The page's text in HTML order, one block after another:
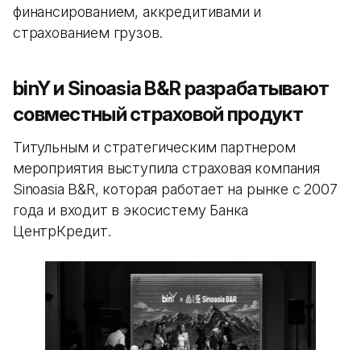
финансированием, аккредитивами и
страхованием грузов.
binY и Sinoasia B&R разрабатывают
совместный страховой продукт
Титульным и стратегическим партнером
мероприятия выступила страховая компания
Sinoasia B&R, которая работает на рынке с 2007
года и входит в экосистему Банка
ЦентрКредит.